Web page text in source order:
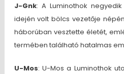
J-Gnk: A Luminothok
idején volt bölcs vezetője
háborúban vesztette életét,
termében található hatalmas
U-Mos: U-Mos a Luminothok